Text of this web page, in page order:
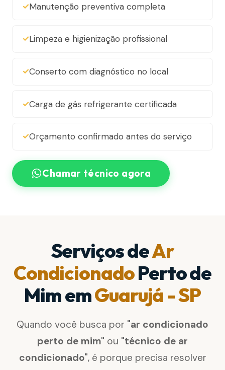
Manutenção preventiva completa
Limpeza e higienização profissional
Conserto com diagnóstico no local
Carga de gás refrigerante certificada
Orçamento confirmado antes do serviço
Chamar técnico agora
Serviços deAr
CondicionadoPerto de
Mim emGuarujá - SP
Quando você busca por "ar condicionado
perto de mim" ou "técnico de ar
condicionado", é porque precisa resolver